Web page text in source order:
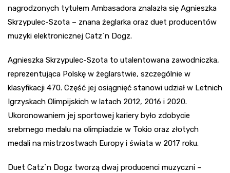
nagrodzonych tytułem Ambasadora znalazła się Agnieszka
Skrzypulec-Szota – znana żeglarka oraz duet producentów
muzyki elektronicznej Catz`n Dogz.
Agnieszka Skrzypulec-Szota to utalentowana zawodniczka,
reprezentująca Polskę w żeglarstwie, szczególnie w
klasyfikacji 470. Część jej osiągnięć stanowi udział w Letnich
Igrzyskach Olimpijskich w latach 2012, 2016 i 2020.
Ukoronowaniem jej sportowej kariery było zdobycie
srebrnego medalu na olimpiadzie w Tokio oraz złotych
medali na mistrzostwach Europy i świata w 2017 roku.
Duet Catz`n Dogz tworzą dwaj producenci muzyczni –